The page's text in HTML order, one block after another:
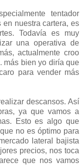
tentador
nuestra cartera, es
Todavía es muy
una operativa de
actualmente croo
más bien yo diría que
para vender más
descansos. Así
ya que vamos a
Esto es algo que
no es óptimo para
lateral bajista
precios, nos toca
que nos vamos